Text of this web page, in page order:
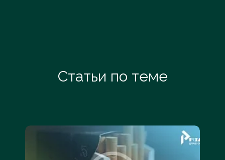
Травы курительные*;
Трубки курительные;
Фильтры для сигарет;
Фитили для сигаретных зажигалок;
Части папиросной гильзы без табака;
Статьи по теме